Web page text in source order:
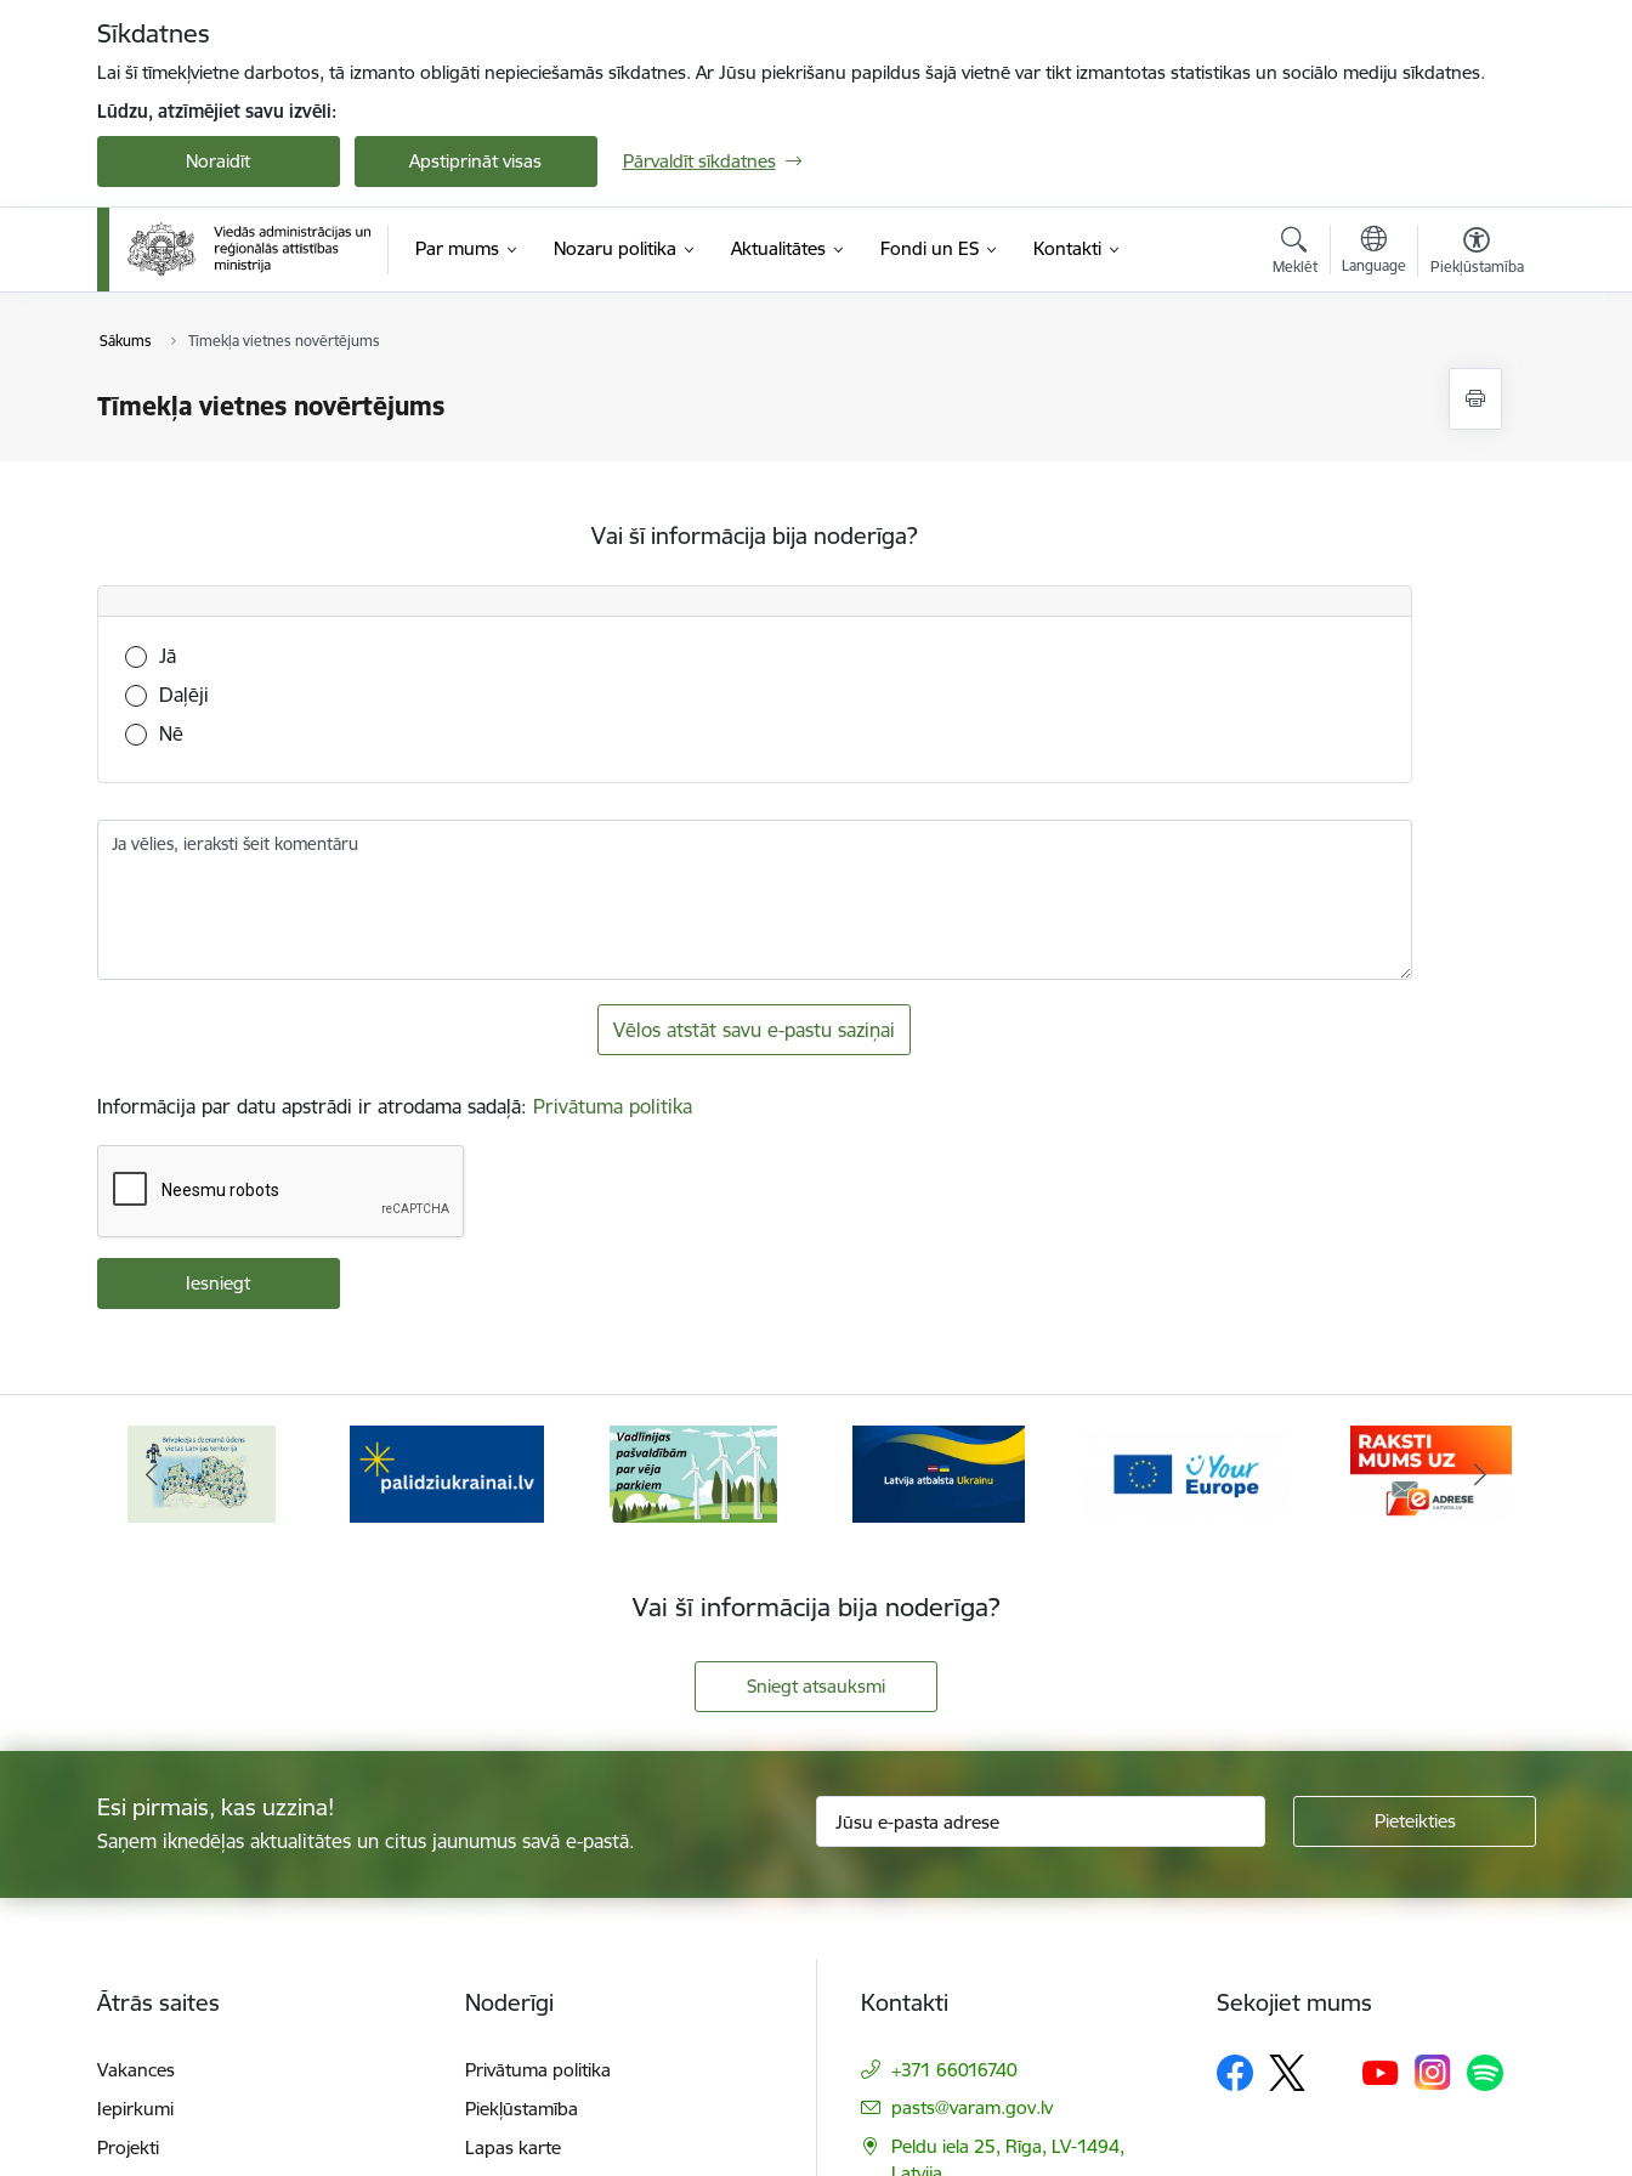
Sīkdatnes
Lai šī tīmekļvietne darbotos, tā izmanto obligāti nepieciešamās sīkdatnes. Ar Jūsu piekrišanu papildus šajā vietnē var tikt izmantotas statistikas un sociālo mediju sīkdatnes.
Lūdzu, atzīmējiet savu izvēli:
Noraidīt Apstiprināt visas Pārvaldīt sīkdatnes
Par mums Nozaru politika Aktualitātes Fondi un ES Kontakti
Meklēt Language Piekļūstamība
Sākums Tīmekļa vietnes novērtējums
Tīmekļa vietnes novērtējums
Vai šī informācija bija noderīga?
Vai šī informācija bija noderīga?
Jā
Daļēji
Nē
Ja vēlies, ieraksti šeit komentāru
Vēlos atstāt savu e-pastu saziņai
Informācija par datu apstrādi ir atrodama sadaļā: Privātuma politika
Vai šī informācija bija noderīga?
Sniegt atsauksmi
Esi pirmais, kas uzzina!
Saņem iknedēļas aktualitātes un citus jaunumus savā e-pastā.
Ātrās saites
Vakances
Iepirkumi
Projekti
Noderīgi
Privātuma politika
Piekļūstamība
Lapas karte
Kontakti
+371 66016740
E-pasts:
pasts@varam.gov.lv
Peldu iela 25, Rīga, LV-1494,
Sekojiet mums